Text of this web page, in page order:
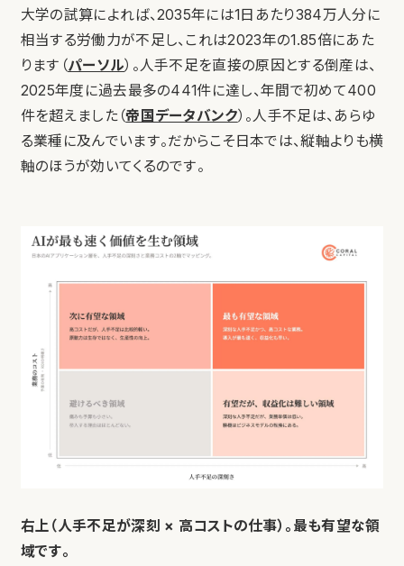
大学の試算によれば、2035年には1日あたり384万人分に
相当する労働力が不足し、これは2023年の1.85倍にあた
ります（パーソル）。人手不足を直接の原因とする倒産は、
2025年度に過去最多の441件に達し、年間で初めて400
件を超えました（帝国データバンク）。人手不足は、あらゆ
る業種に及んでいます。だからこそ日本では、縦軸よりも横
軸のほうが効いてくるのです。
右上（人手不足が深刻 × 高コストの仕事）。最も有望な領
域です。